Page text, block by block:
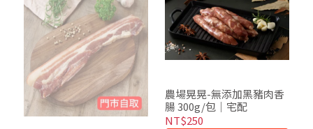
農場晃晃-無添加黑豬肉香
腸 300g/包｜宅配
NT$250